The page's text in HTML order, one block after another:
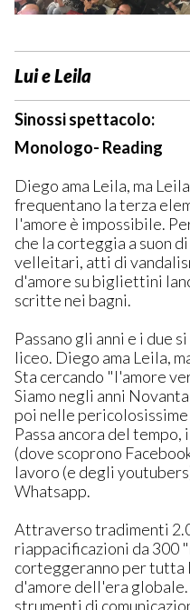
Lui e Leila
Sinossi spettacolo:
Monologo- Reading
Diego ama Leila, ma
frequentano la terza
l'amore è impossibile.
che la corteggia a suon
velleitari, atti di
d'amore su bigliettini
scritte nei bagni.
Passano gli anni e i due
liceo. Diego ama Leila,
Sta cercando "l'amore
Siamo negli anni
poi nelle pericolosissime
Passa ancora del
(dove scoprono
lavoro (e degli
Whatsapp.
Attraverso tradimenti
riappacificazioni da 300
corteggeranno per tutta
d'amore dell'era
strumenti di